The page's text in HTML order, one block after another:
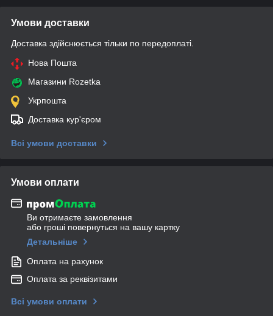
Умови доставки
Доставка здійснюється тільки по передоплаті.
Нова Пошта
Магазини Rozetka
Укрпошта
Доставка кур'єром
Всі умови доставки
Умови оплати
Ви отримаєте замовлення
або гроші повернуться на вашу картку
Детальніше
Оплата на рахунок
Оплата за реквізитами
Всі умови оплати